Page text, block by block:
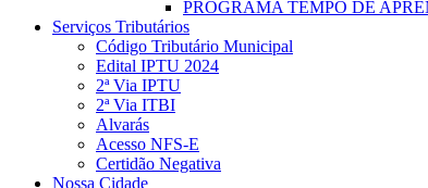
PROGRAMA TEMPO DE
Serviços Tributários
Código Tributário Municipal
Edital IPTU 2024
2ª Via IPTU
2ª Via ITBI
Alvarás
Acesso NFS-E
Certidão Negativa
Nossa Cidade